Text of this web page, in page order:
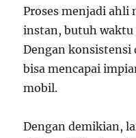
Proses menjadi
instan, butuh waktu
Dengan konsistensi
bisa mencapai
mobil.
Dengan demikian,